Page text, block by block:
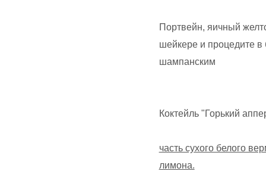
Портвейн, яичный
шейкере и процедите
шампанским
Коктейль "Горький
часть сухого белого
лимона.